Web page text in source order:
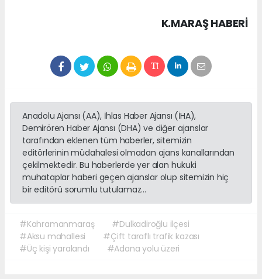
K.MARAŞ HABERİ
Anadolu Ajansı (AA), İhlas Haber Ajansı (İHA),
Demirören Haber Ajansı (DHA) ve diğer ajanslar
tarafından eklenen tüm haberler, sitemizin
editörlerinin müdahalesi olmadan ajans kanallarından
çekilmektedir. Bu haberlerde yer alan hukuki
muhataplar haberi geçen ajanslar olup sitemizin hiç
bir editörü sorumlu tutulamaz...
#Kahramanmaraş
#Dulkadiroğlu ilçesi
#Aksu mahallesi
#Çift taraflı trafik kazası
#Üç kişi yaralandı
#Adana yolu üzeri